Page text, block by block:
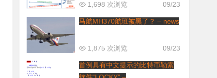
09/23
1,698 次浏览
马航MH370航班被黑了？ – news
09/23
1,875 次浏览
首例具有中文提示的比特币勒索